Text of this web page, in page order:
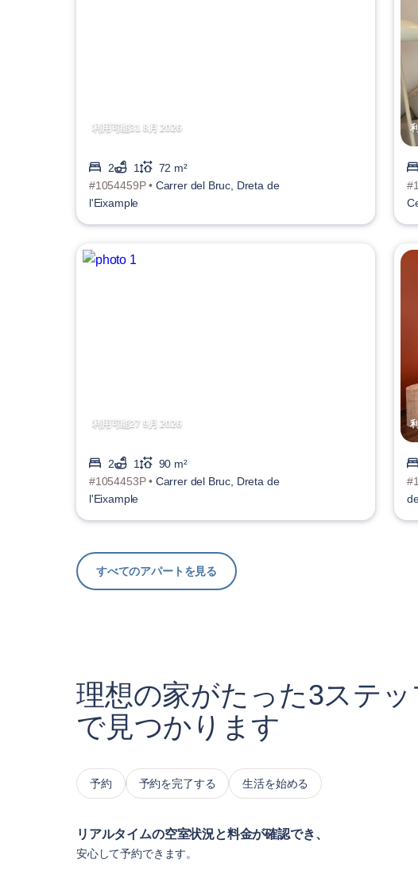
利用可能31 8月 2026
2 1
72 m²
#1054459P • Carrer del Bruc, Dreta de
l'Eixample
利用可能27 9月 2026
2 1
90 m²
#1054453P • Carrer del Bruc, Dreta de
l'Eixample
すべてのアパートを見る
理想の家がたった3ステ
で見つかります
予約 予約を完了する 生活を始める
リアルタイムの空室状況と料金が確認でき、
安心して予約できます。